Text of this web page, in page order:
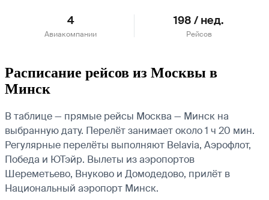
4
Авиакомпании
198 / нед.
Рейсов
Расписание рейсов из Москвы в
Минск
В таблице — прямые рейсы Москва — Минск на
выбранную дату. Перелёт занимает около 1 ч 20 мин.
Регулярные перелёты выполняют Belavia, Аэрофлот,
Победа и ЮТэйр. Вылеты из аэропортов
Шереметьево, Внуково и Домодедово, прилёт в
Национальный аэропорт Минск.